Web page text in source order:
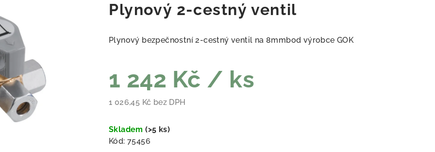
Plynový 2-cestný ventil
Plynový bezpečnostní 2-cestný ventil na 8mmbod výrobce GOK
1 242 Kč / ks
1 026,45 Kč bez DPH
Skladem(>5 ks)
Kód: 75456